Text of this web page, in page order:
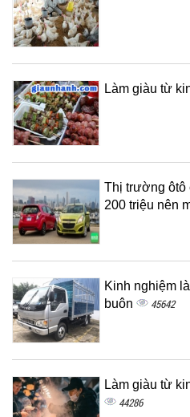
Làm giàu từ
Thị trường ôtô
200 triệu nên
Kinh nghiệm
buôn
45642
Làm giàu từ
44286